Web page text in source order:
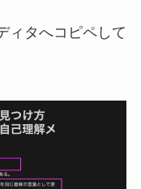
ィタへコピペして